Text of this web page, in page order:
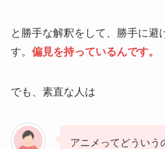
と勝手な解釈をして、勝手に避
す。 偏見を持っているんです。
でも、素直な人は
アニメってどういう